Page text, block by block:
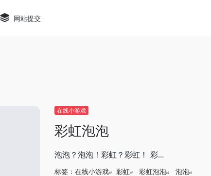
shadiao.pro/wp-content/themes/onenav/inc/wp-
网站提交
在线小游戏
彩虹泡泡
泡泡？泡泡！彩虹？彩虹！ 彩...
标签： 在线小游戏 彩虹 彩虹泡泡
泡泡